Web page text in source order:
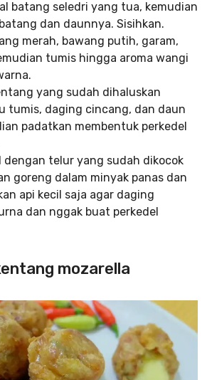
batang seledri yang tua, kemudian
dan daunnya. Sisihkan.
merah, bawang putih, garam,
tumis hingga aroma wangi
yang sudah dihaluskan
tumis, daging cincang, dan daun
padatkan membentuk perkedel
dengan telur yang sudah dikocok
goreng dalam minyak panas dan
api kecil saja agar daging
dan nggak buat perkedel
mozarella